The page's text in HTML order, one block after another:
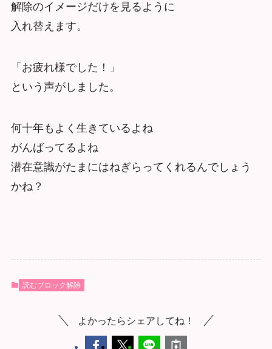
解除のイメージだけを見るように
入れ替えます。
「お疲れ様でした！」
という声がしました。
何十年もよく生きているよね
がんばってるよね
潜在意識がたまにはねぎらってくれるんでしょう
かね？
読むブロック解除
よかったらシェアしてね！